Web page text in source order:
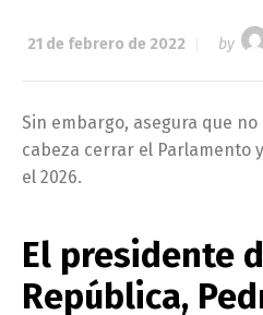
21 de febrero de 2022 by
Sin embargo, asegura que
cabeza cerrar el Parlamento
el 2026.
El presidente
República,